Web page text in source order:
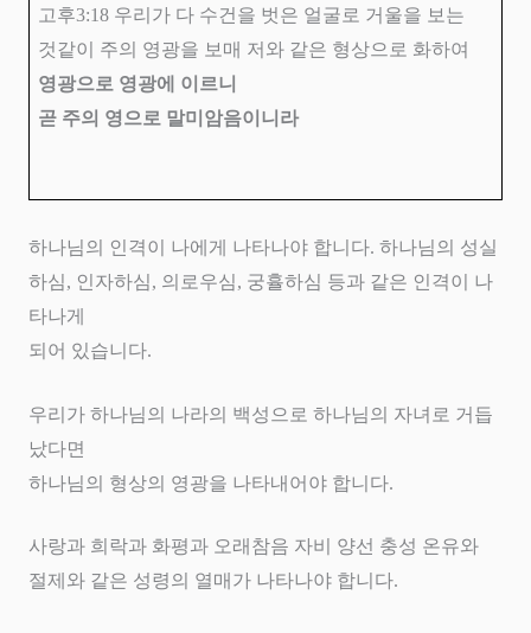
고후3:18 우리가 다 수건을 벗은 얼굴로 거울을 보는
것같이 주의 영광을 보매 저와 같은 형상으로 화하여
영광으로 영광에 이르니
곧 주의 영으로 말미암음이니라
하나님의 인격이 나에게 나타나야 합니다. 하나님의 성실
하심, 인자하심, 의로우심, 궁휼하심 등과 같은 인격이 나
타나게
되어 있습니다.
우리가 하나님의 나라의 백성으로 하나님의 자녀로 거듭
났다면
하나님의 형상의 영광을 나타내어야 합니다.
사랑과 희락과 화평과 오래참음 자비 양선 충성 온유와
절제와 같은 성령의 열매가 나타나야 합니다.